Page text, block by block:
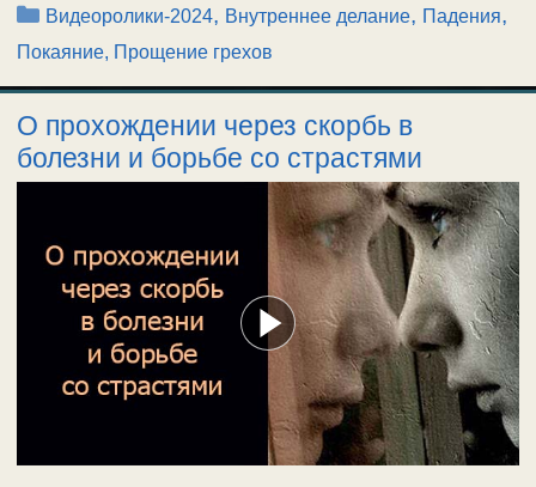
Рубрики
Видеоролики-2024, Внутреннее делание, Падения,
Покаяние, Прощение грехов
О прохождении через скорбь в
болезни и борьбе со страстями